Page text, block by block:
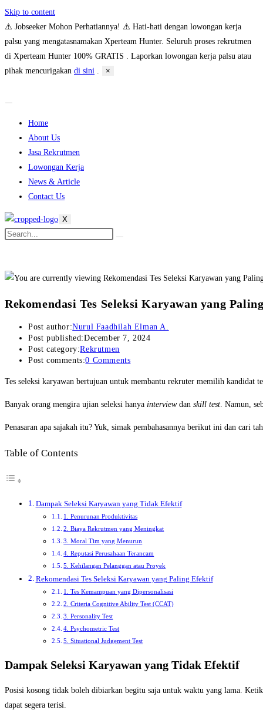
Skip to content
⚠️ Jobseeker Mohon Perhatiannya! ⚠️ Hati-hati dengan lowongan kerja
palsu yang mengatasnamakan Xperteam Hunter. Seluruh proses rekrutmen
di Xperteam Hunter 100% GRATIS . Laporkan lowongan kerja palsu atau
pihak mencurigakan di sini . ×
Home
About Us
Jasa Rekrutmen
Lowongan Kerja
News & Article
Contact Us
X
Rekomendasi Tes Seleksi Karyawan yang
Post author:Nurul Faadhilah Elman A.
Post published:December 7, 2024
Post category:Rekrutmen
Post comments:0 Comments
Tes seleksi karyawan bertujuan untuk membantu rekruter memilih kandidat
Banyak orang mengira ujian seleksi hanya interviewdan skill test. Namun,
Penasaran apa sajakah itu? Yuk, simak pembahasannya berikut ini dan cari
Table of Contents
Dampak Seleksi Karyawan yang Tidak Efektif
1. Penurunan Produktivitas
2. Biaya Rekrutmen yang Meningkat
3. Moral Tim yang Menurun
4. Reputasi Perusahaan Terancam
5. Kehilangan Pelanggan atau Proyek
Rekomendasi Tes Seleksi Karyawan yang Paling Efektif
1. Tes Kemampuan yang Dipersonalisasi
2. Criteria Cognitive Ability Test (CCAT)
3. Personality Test
4. Psychometric Test
5. Situational Judgement Test
Dampak Seleksi Karyawan yang Tidak Efektif
Posisi kosong tidak boleh dibiarkan begitu saja untuk waktu yang lama.
dapat segera terisi.